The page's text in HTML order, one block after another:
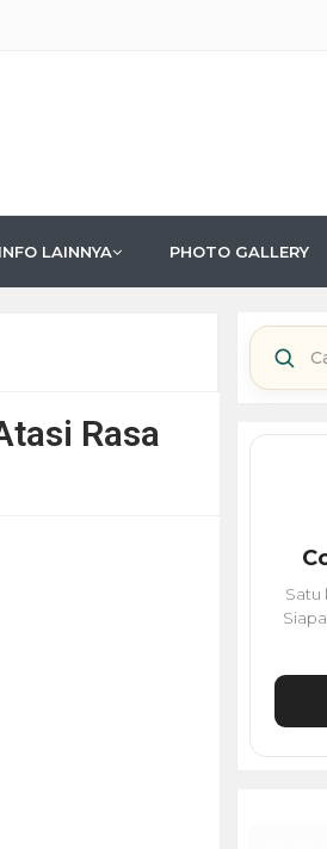
INFO LAINNYA PHOTO GALLERY
Rasa
Satu